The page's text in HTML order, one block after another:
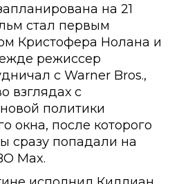
на 21
стал первым
Кристофера Нолана и
режиссер
с Warner Bros.,
взглядах с
политики
окна, после которого
сразу попадали на
Max.